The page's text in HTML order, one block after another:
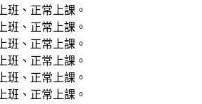
班、正常上課。
班、正常上課。
班、正常上課。
班、正常上課。
班、正常上課。
班、正常上課。